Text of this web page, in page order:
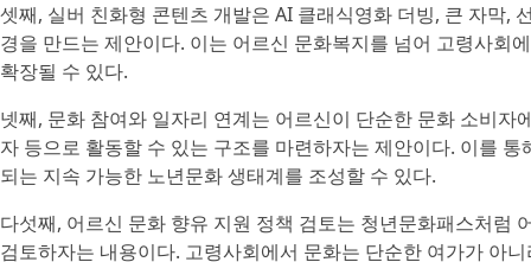
셋째, 실버 친화형 콘텐츠 개발은 AI 클래식영화 더빙, 큰 자막,
경을 만드는 제안이다. 이는 어르신 문화복지를 넘어 고령사회
확장될 수 있다.
넷째, 문화 참여와 일자리 연계는 어르신이 단순한 문화 소비
자 등으로 활동할 수 있는 구조를 마련하자는 제안이다. 이를
되는 지속 가능한 노년문화 생태계를 조성할 수 있다.
다섯째, 어르신 문화 향유 지원 정책 검토는 청년문화패스처럼
검토하자는 내용이다. 고령사회에서 문화는 단순한 여가가 아